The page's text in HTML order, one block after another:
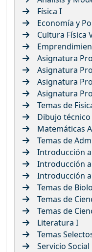
Física I
Economía y
Cultura Física
Asignatura
Asignatura
Asignatura
Asignatura
Temas de
Dibujo
Matemáticas
Temas de
Introducción
Introducción
Introducción
Temas de
Temas de
Temas de
Literatura I
Temas
Servicio Social